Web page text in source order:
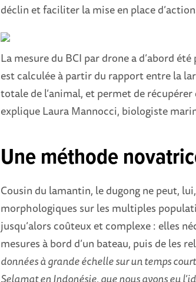
déclin et faciliter la mise en place
La mesure du BCI par drone a d’abord
est calculée à partir du rapport entre la
totale de l’animal, et permet de
explique Laura Mannocci, biologiste
Une méthode
Cousin du lamantin, le dugong ne peut,
morphologiques sur les multiples
jusqu’alors coûteux et complexe : elles
mesures à bord d’un bateau, puis de les
données à grande échelle sur un temps